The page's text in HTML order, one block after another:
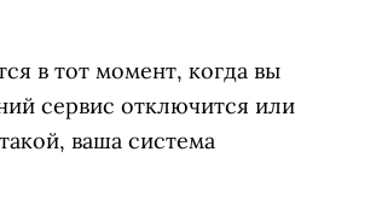
в тот момент, когда вы
сервис отключится или
ваша система